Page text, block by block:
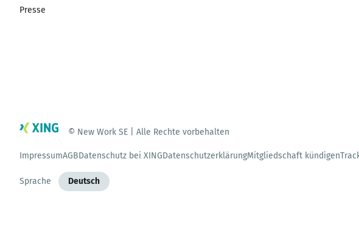
Presse
© New Work SE | Alle Rechte vorbehalten
ImpressumAGBDatenschutz bei XINGDatenschutzerklärungMitgliedschaft kündigen
Sprache Deutsch